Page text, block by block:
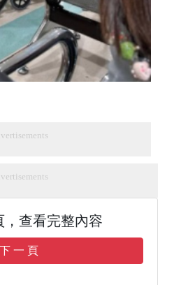
，查看完整內容
下 一 頁